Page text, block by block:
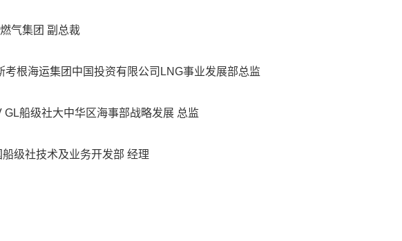
气集团 副总裁
根海运集团中国投资有限公司LNG事业发展部总监
GL船级社大中华区海事部战略发展 总监
级社技术及业务开发部 经理